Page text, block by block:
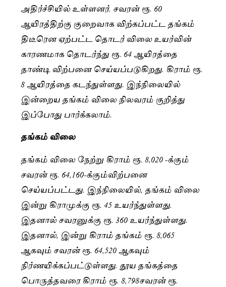
அதிர்ச்சியில் உள்ளனர். சவரன் ரூ. 60
ஆயிரத்திற்கு குறைவாக விற்கப்பட்ட தங்கம்
திடீரென ஏற்பட்ட தொடர் விலை உயர்வின்
காரணமாக தொடர்ந்து ரூ. 64 ஆயிரத்தை
தாண்டி விற்பனை செய்யப்படுகிறது. கிராம் ரூ.
8 ஆயிரத்தை கடந்துள்ளது. இந்நிலையில்
இன்றைய தங்கம் விலை நிலவரம் குறித்து
இப்போது பார்க்கலாம்.
தங்கம் விலை
தங்கம் விலை நேற்று கிராம் ரூ. 8,020 -க்கும்
சவரன் ரூ. 64,160-க்கும்விற்பனை
செய்யப்பட்டது. இந்நிலையில், தங்கம் விலை
இன்று கிராமுக்கு ரூ. 45 உயர்ந்துள்ளது.
இதனால் சவரனுக்கு ரூ. 360 உயர்ந்துள்ளது.
இதனால், இன்று கிராம் தங்கம் ரூ. 8,065
ஆகவும் சவரன் ரூ. 64,520 ஆகவும்
நிர்ணயிக்கப்பட்டுள்ளது. தூய தங்கத்தை
பொருத்தவரை கிராம் ரூ. 8,798சவரன் ரூ.